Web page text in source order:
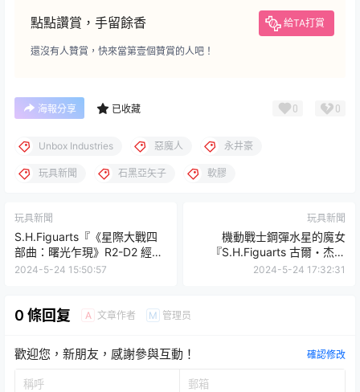
點點讚賞，手留餘香 給TA打賞
還沒有人贊賞，快來當第壹個贊賞的人吧！
海報分享 已收藏 0 0
Unbox Industries 惡魔人 永井豪
玩具新聞 石黑亞矢子 軟膠
玩具新聞
S.H.Figuarts『《星際大戰四
部曲：曙光乍現》R2-D2 經典
版』可動人偶，最受歡迎的航
2024-5-24 15:50:57
玩具新聞
機動戰士鋼彈水星的魔女
『S.H.Figuarts 古爾・杰特
克』可動人偶確定商品化！
2024-5-24 17:32:31
0 條回复 A 文章作者 M 管理员
歡迎您，新朋友，感謝參與互動！ 確認修改